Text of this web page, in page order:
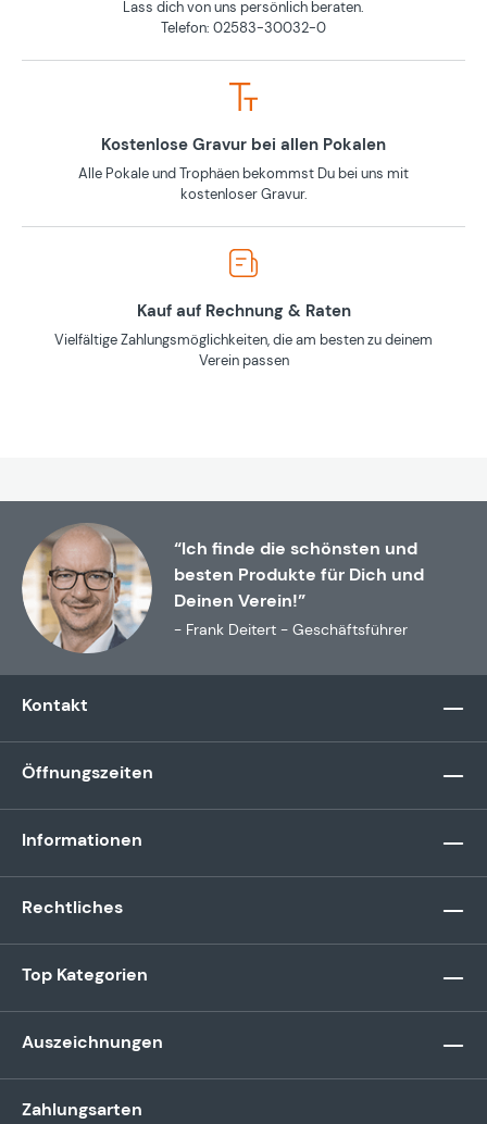
Lass dich von uns persönlich beraten.
Telefon: 02583-30032-0
Kostenlose Gravur bei allen Pokalen
Alle Pokale und Trophäen bekommst Du bei uns mit
kostenloser Gravur.
Kauf auf Rechnung & Raten
Vielfältige Zahlungsmöglichkeiten, die am besten zu deinem
Verein passen
“Ich finde die schönsten und
besten Produkte für Dich und
Deinen Verein!”
- Frank Deitert - Geschäftsführer
Kontakt
Öffnungszeiten
Informationen
Rechtliches
Top Kategorien
Auszeichnungen
Zahlungsarten